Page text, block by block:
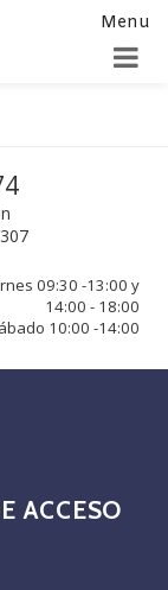
Menu
09:30 -13:00 y
14:00 - 18:00
10:00 -14:00
ACCESO